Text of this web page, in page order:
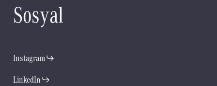
Sosyal
Instagram
LinkedIn